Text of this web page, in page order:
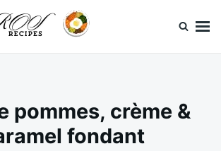
pommes, crème &
fondant